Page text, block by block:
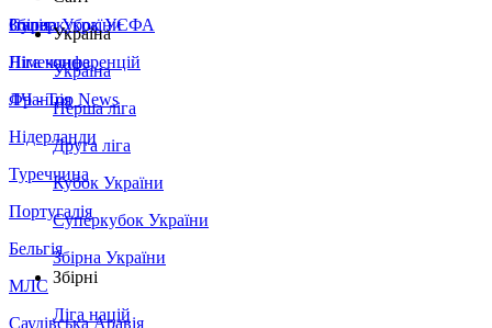
Збірна України
Італія
Німеччина
Франція
Нідерланди
Туреччина
Португалія
Бельгія
МЛС
Саудівська Аравія
Суперкубок УЄФА
Ліга конференцій
ЛЧ - Top News
Україна
Україна
Перша ліга
Друга ліга
Кубок України
Суперкубок України
Збірна України
Збірні
Ліга націй